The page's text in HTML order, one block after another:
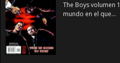
The Boys volumen
mundo en el que...